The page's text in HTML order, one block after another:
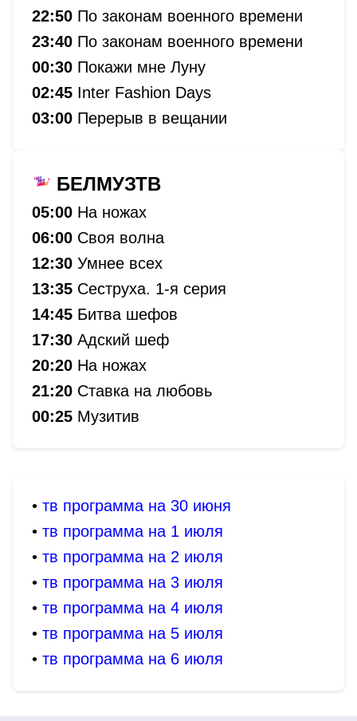
22:50 По законам военного времени
23:40 По законам военного времени
00:30 Покажи мне Луну
02:45 Inter Fashion Days
03:00 Перерыв в вещании
БЕЛМУЗТВ
05:00 На ножах
06:00 Своя волна
12:30 Умнее всех
13:35 Сеструха. 1-я серия
14:45 Битва шефов
17:30 Адский шеф
20:20 На ножах
21:20 Ставка на любовь
00:25 Музитив
• тв программа на 30 июня
• тв программа на 1 июля
• тв программа на 2 июля
• тв программа на 3 июля
• тв программа на 4 июля
• тв программа на 5 июля
• тв программа на 6 июля